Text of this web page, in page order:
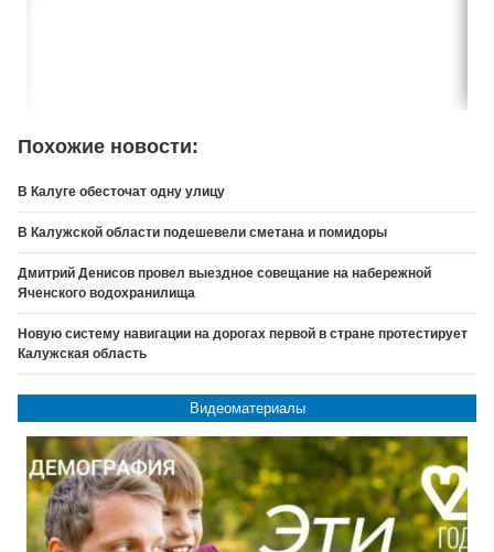
Похожие новости:
В Калуге обесточат одну улицу
В Калужской области подешевели сметана и помидоры
Дмитрий Денисов провел выездное совещание на набережной
Яченского водохранилища
Новую систему навигации на дорогах первой в стране протестирует
Калужская область
Видеоматериалы